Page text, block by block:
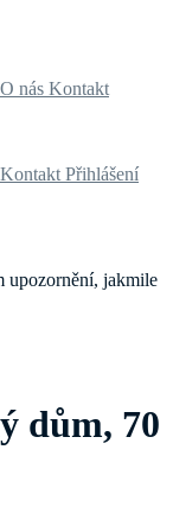
O nás Kontakt
Kontakt Přihlášení
upozornění, jakmile
dům, 70